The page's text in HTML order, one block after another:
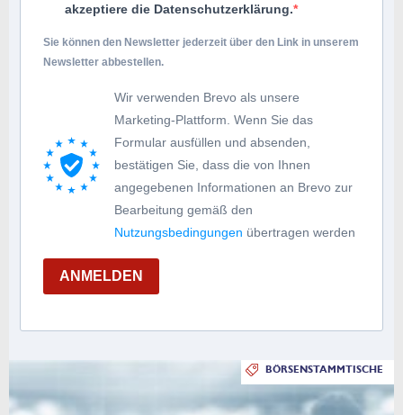
akzeptiere die Datenschutzerklärung.
Sie können den Newsletter jederzeit über den Link in unserem
Newsletter abbestellen.
Wir verwenden Brevo als unsere
Marketing-Plattform. Wenn Sie das
Formular ausfüllen und absenden,
bestätigen Sie, dass die von Ihnen
angegebenen Informationen an Brevo zur
Bearbeitung gemäß den
Nutzungsbedingungen übertragen werden
ANMELDEN
BÖRSENSTAMMTISCHE